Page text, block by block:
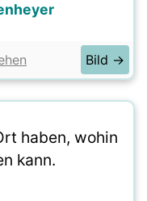
Bild →
haben, wohin
kann.